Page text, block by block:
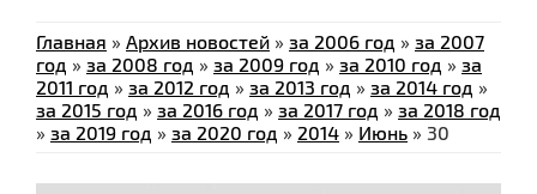
Главная » Архив новостей » за 2006 год » за 2007
год » за 2008 год » за 2009 год » за 2010 год » за
2011 год » за 2012 год » за 2013 год » за 2014 год »
за 2015 год » за 2016 год » за 2017 год » за 2018 год
» за 2019 год » за 2020 год » 2014 » Июнь » 30